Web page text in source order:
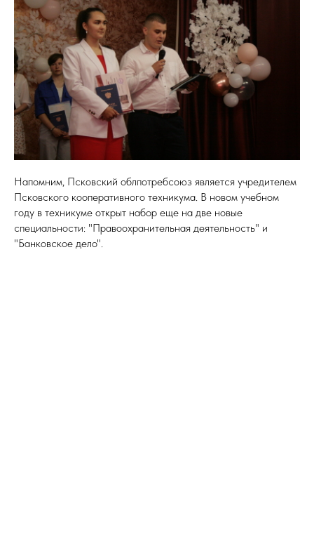
Напомним, Псковский облпотребсоюз является учредителем
Псковского кооперативного техникума. В новом учебном
году в техникуме открыт набор еще на две новые
специальности: "Правоохранительная деятельность" и
"Банковское дело".